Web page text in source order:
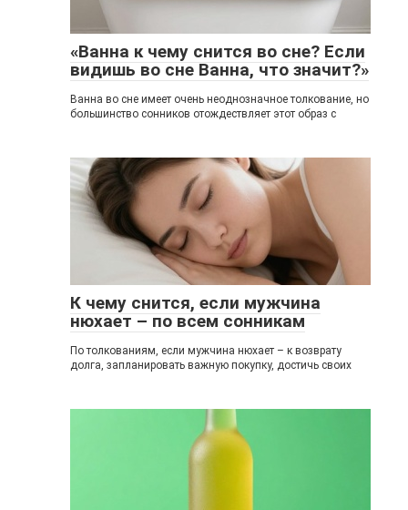
«Ванна к чему снится во сне? Если
видишь во сне Ванна, что значит?»
Ванна во сне имеет очень неоднозначное толкование, но
большинство сонников отождествляет этот образ с
К чему снится, если мужчина
нюхает – по всем сонникам
По толкованиям, если мужчина нюхает – к возврату
долга, запланировать важную покупку, достичь своих